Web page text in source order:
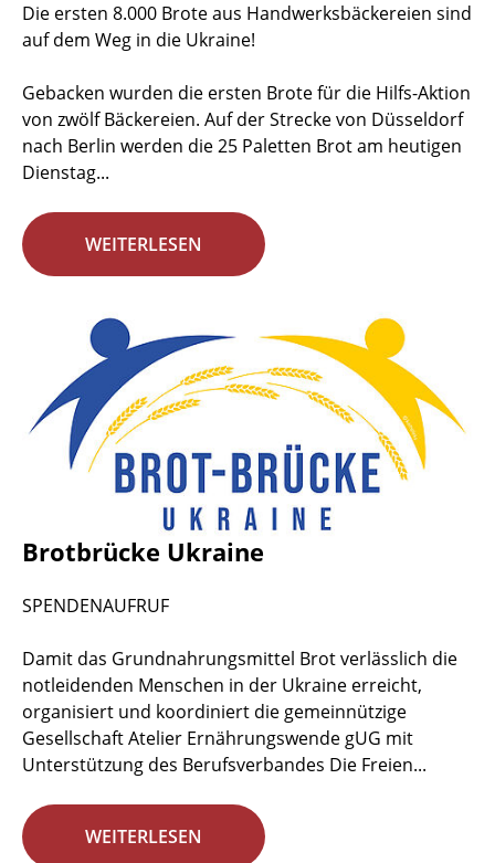
Die ersten 8.000 Brote aus Handwerksbäckereien sind
auf dem Weg in die Ukraine!
Gebacken wurden die ersten Brote für die Hilfs-Aktion
von zwölf Bäckereien. Auf der Strecke von Düsseldorf
nach Berlin werden die 25 Paletten Brot am heutigen
Dienstag...
WEITERLESEN
Brotbrücke Ukraine
SPENDENAUFRUF
Damit das Grundnahrungsmittel Brot verlässlich die
notleidenden Menschen in der Ukraine erreicht,
organisiert und koordiniert die gemeinnützige
Gesellschaft Atelier Ernährungswende gUG mit
Unterstützung des Berufsverbandes Die Freien...
WEITERLESEN